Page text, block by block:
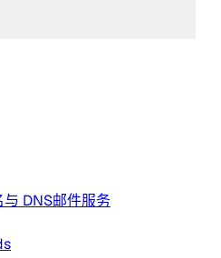
与 DNS邮件服务